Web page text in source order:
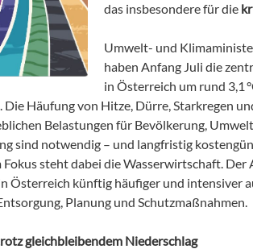
das insbesondere für die
Umwelt- und
haben Anfang Juli die
in Österreich um rund 3,1
Die Häufung von Hitze, Dürre, Starkregen
Belastungen für Bevölkerung,
sind notwendig – und langfristig
Fokus steht dabei die Wasserwirtschaft.
Österreich künftig häufiger und intensiver
Planung und Schutzmaßnahmen.
gleichbleibendem Niederschlag